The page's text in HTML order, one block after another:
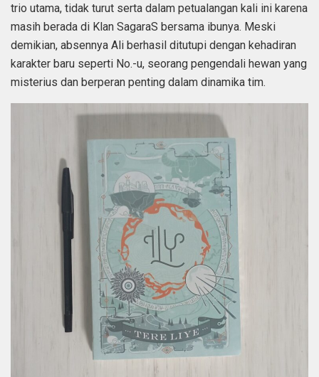
trio utama, tidak turut serta dalam petualangan kali ini karena
masih berada di Klan SagaraS bersama ibunya. Meski
demikian, absennya Ali berhasil ditutupi dengan kehadiran
karakter baru seperti No.-u, seorang pengendali hewan yang
misterius dan berperan penting dalam dinamika tim.